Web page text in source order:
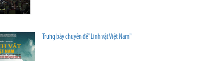
Trưng bày chuyên đề"Linh vật Việt Nam"